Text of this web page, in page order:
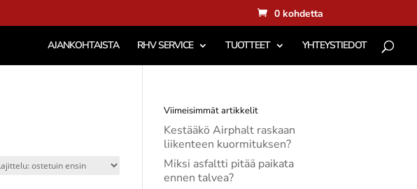
0 kohdetta
AJANKOHTAISTA RHV SERVICE TUOTTEET YHTEYSTIEDOT
Viimeisimmät artikkelit
Kestääkö Airphalt raskaan
liikenteen kuormituksen?
Miksi asfaltti pitää paikata
ennen talvea?